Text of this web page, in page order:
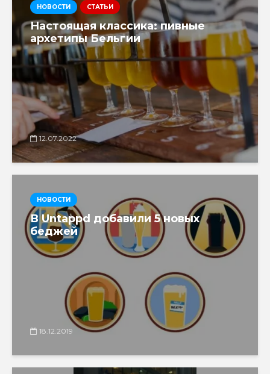
НОВОСТИ СТАТЬИ
Настоящая классика: пивные
архетипы Бельгии
12.07.2022
НОВОСТИ
В Untappd добавили 5 новых
беджей
18.12.2019